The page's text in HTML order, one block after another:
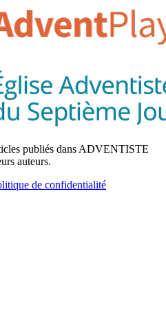
publiés dans ADVENTISTE
auteurs.
de confidentialité